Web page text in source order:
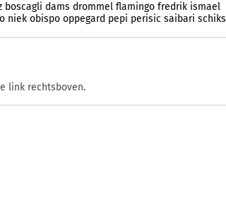
boscagli dams drommel flamingo fredrik ismael
niek obispo oppegard pepi perisic saibari schiks
link rechtsboven.